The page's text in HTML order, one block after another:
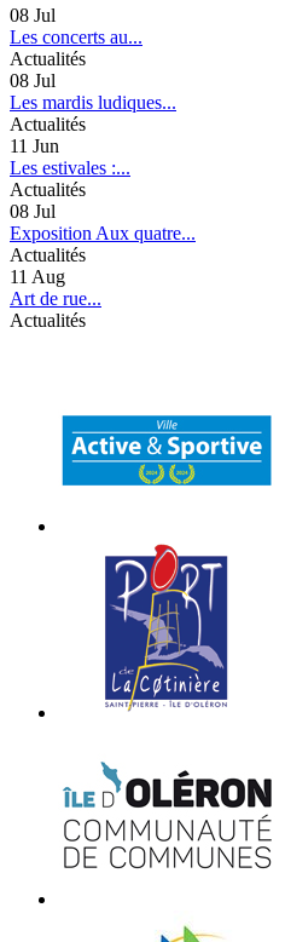
08 Jul
Les concerts au...
Actualités
08 Jul
Les mardis ludiques...
Actualités
11 Jun
Les estivales :...
Actualités
08 Jul
Exposition Aux quatre...
Actualités
11 Aug
Art de rue...
Actualités